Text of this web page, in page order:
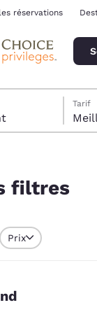
réservations
Tarif
filtres
Prix